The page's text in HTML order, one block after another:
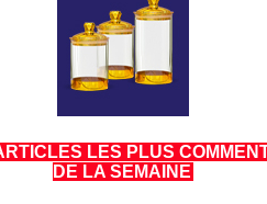
LES PLUS
DE LA SEMAINE